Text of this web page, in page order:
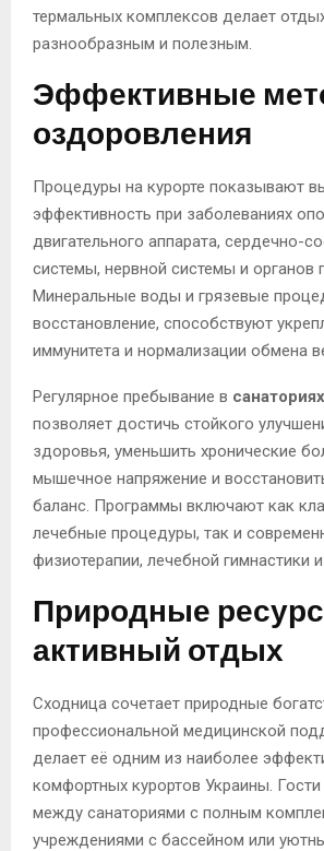
термальных комплексов делает
разнообразным и полезным.
Эффективные
оздоровления
Процедуры на курорте показывают
эффективность при заболеваниях
двигательного аппарата, сердечно-
системы, нервной системы и органов
Минеральные воды и грязевые
восстановление, способствуют
иммунитета и нормализации обмена
Регулярное пребывание в
позволяет достичь стойкого
здоровья, уменьшить хронические
мышечное напряжение и
баланс. Программы включают как
лечебные процедуры, так и
физиотерапии, лечебной гимнастики
Природные
активный отдых
Сходница сочетает природные
профессиональной медицинской
делает её одним из наиболее
комфортных курортов Украины.
между санаториями с полным
учреждениями с бассейном или